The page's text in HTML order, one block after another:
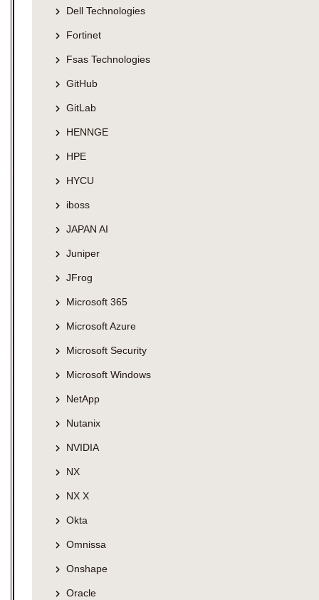
Dell Technologies
Fortinet
Fsas Technologies
GitHub
GitLab
HENNGE
HPE
HYCU
iboss
JAPAN AI
Juniper
JFrog
Microsoft 365
Microsoft Azure
Microsoft Security
Microsoft Windows
NetApp
Nutanix
NVIDIA
NX
NX X
Okta
Omnissa
Onshape
Oracle